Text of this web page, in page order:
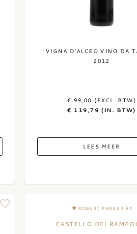
VIGNA D'ALCEO VINO DA
2012
€ 99,00 (EXCL. BTW)
€ 119,79 (IN. BTW)
LEES MEER
ROBERT PARKER 94
CASTELLO DEI